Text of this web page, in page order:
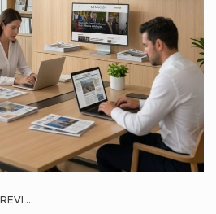
...